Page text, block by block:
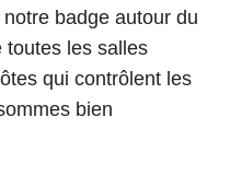
badge autour du
toutes les salles
qui contrôlent les
bien